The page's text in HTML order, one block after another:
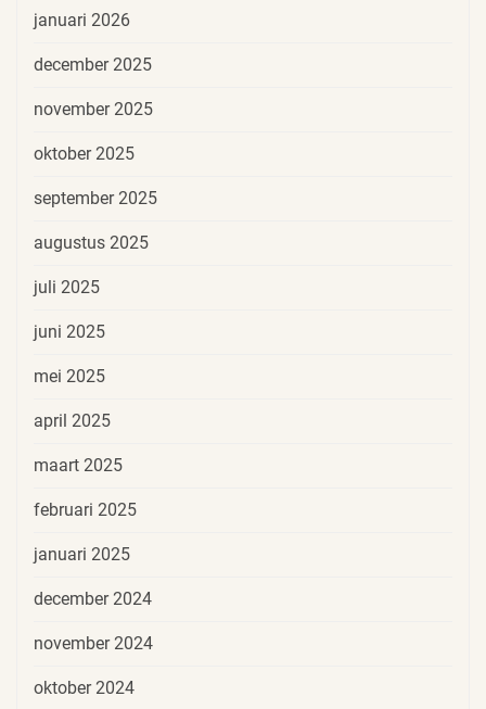
januari 2026
december 2025
november 2025
oktober 2025
september 2025
augustus 2025
juli 2025
juni 2025
mei 2025
april 2025
maart 2025
februari 2025
januari 2025
december 2024
november 2024
oktober 2024